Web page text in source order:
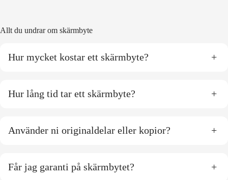
Allt du undrar om skärmbyte
Hur mycket kostar ett skärmbyte? +
Hur lång tid tar ett skärmbyte? +
Använder ni originaldelar eller kopior? +
Får jag garanti på skärmbytet? +